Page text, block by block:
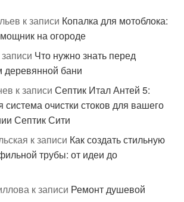
к записи Копалка для мотоблока:
на огороде
записи Что нужно знать перед
деревянной бани
к записиСептик Итал Антей 5:
очистки стоков для вашего
Септик Сити
к записи Как создать стильную
трубы: от идеи до
к записи Ремонт душевой